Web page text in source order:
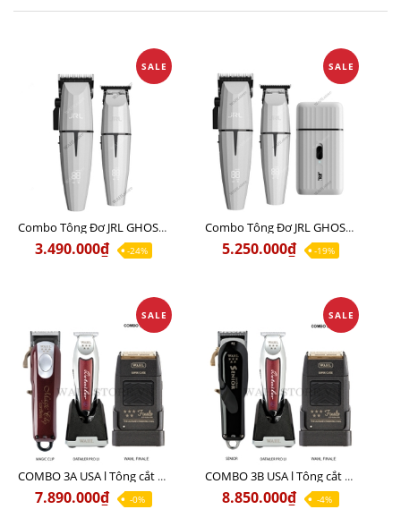
SALE
Combo Tông Đơ JRL GHOST 1 Limited Edition Chính Hãng USA
3.490.000₫ -24%
SALE
Combo Tông Đơ JRL GHOST 2 Limited Edition Chính Hãng USA
5.250.000₫ -19%
SALE
COMBO 3A USA l Tông cắt MAGIC + Tông viền DETAILER PRO LI + Cạo khô FINALE
7.890.000₫ -0%
SALE
COMBO 3B USA l Tông cắt SENIOR + Tông viền DETAILER PRO LI + Cạo khô FINALE
8.850.000₫ -4%